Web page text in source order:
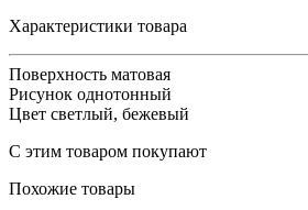
Характеристики товара
Поверхность матовая
Рисунок однотонный
Цвет светлый, бежевый
С этим товаром покупают
Похожие товары